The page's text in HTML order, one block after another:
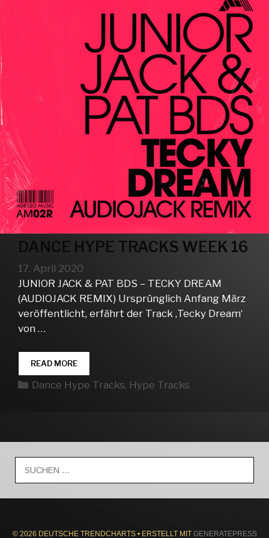
DANCE HYPE TRACKS WEEK 16
17. April 2020
JUNIOR JACK & PAT BDS – TECKY DREAM
(AUDIOJACK REMIX) Ursprünglich Anfang März
veröffentlicht, erfährt der Track ‚Tecky Dream‘
von …
READ MOREDANCE
HYPE
TRACKS
Kategorien
Dance Hype Tracks, Hype Tracks
nach:
© 2026 DEUTSCHE TRENDCHARTS• ERSTELLT MIT GENERATEPRESS